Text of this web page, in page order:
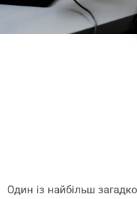
Один із найбільш